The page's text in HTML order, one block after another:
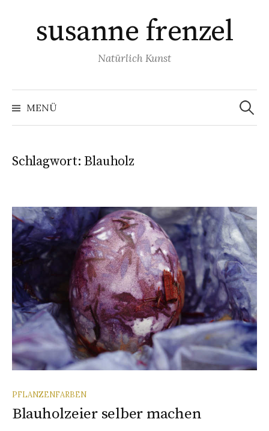
Inhaltsusanne frenzel
Natürlich Kunst
MENÜ
Suchen
nach:
Schlagwort: Blauholz
PFLANZENFARBEN
Blauholzeier selber machen